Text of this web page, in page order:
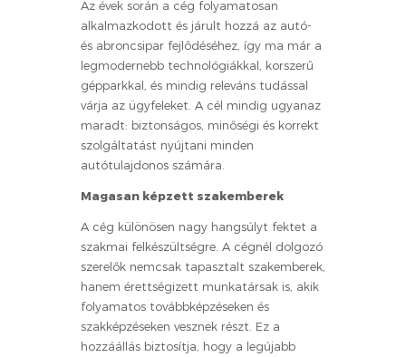
Az évek során a cég folyamatosan
alkalmazkodott és járult hozzá az autó-
és abroncsipar fejlődéséhez, így ma már a
legmodernebb technológiákkal, korszerű
gépparkkal, és mindig releváns tudással
várja az ügyfeleket. A cél mindig ugyanaz
maradt: biztonságos, minőségi és korrekt
szolgáltatást nyújtani minden
autótulajdonos számára.
Magasan képzett szakemberek
A cég különösen nagy hangsúlyt fektet a
szakmai felkészültségre. A cégnél dolgozó
szerelők nemcsak tapasztalt szakemberek,
hanem érettségizett munkatársak is, akik
folyamatos továbbképzéseken és
szakképzéseken vesznek részt. Ez a
hozzáállás biztosítja, hogy a legújabb